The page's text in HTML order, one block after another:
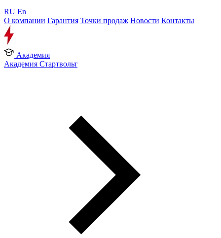
RU En
О компании Гарантия Точки продаж Новости Контакты
Академия
Академия Стартвольт